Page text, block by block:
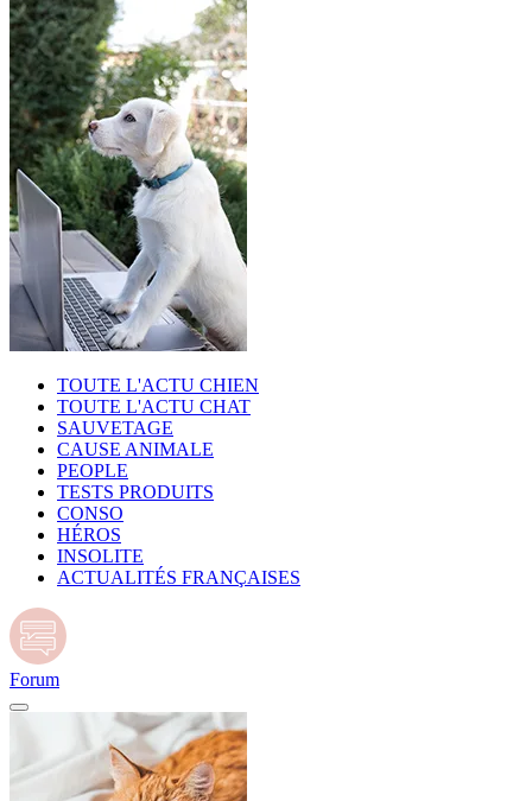
TOUTE L'ACTU CHIEN
TOUTE L'ACTU CHAT
SAUVETAGE
CAUSE ANIMALE
PEOPLE
TESTS PRODUITS
CONSO
HÉROS
INSOLITE
ACTUALITÉS FRANÇAISES
Forum